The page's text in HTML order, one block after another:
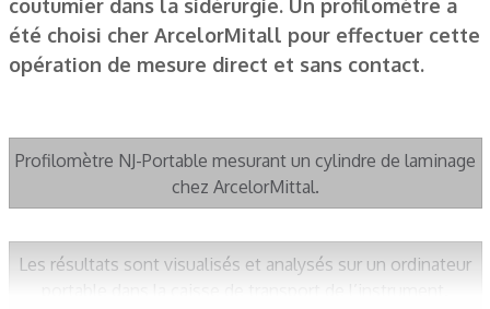
coutumier dans la sidérurgie. Un profilomètre a
été choisi cher ArcelorMitall pour effectuer cette
opération de mesure direct et sans contact.
Profilomètre NJ-Portable mesurant un cylindre de laminage
chez ArcelorMittal.
Les résultats sont visualisés et analysés sur un ordinateur
portable dans la caisse de transport de l’instrument.